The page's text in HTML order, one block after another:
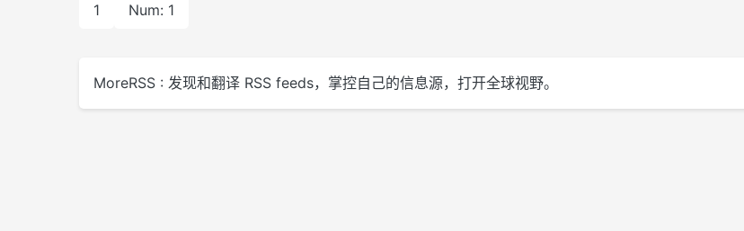
1 Num: 1
MoreRSS : 发现和翻译 RSS feeds，掌控自己的信息源，打开全球视野。